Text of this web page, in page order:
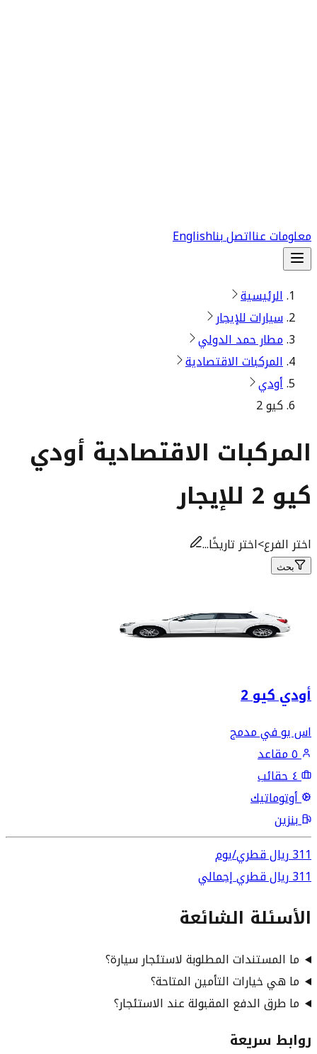
معلومات عنااتصل بناEnglish
الرئيسية
سيارات للإيجار
مطار حمد الدولي
المركبات الاقتصادية
أودي
كيو 2
المركبات الاقتصادية أودي
كيو 2 للإيجار
اختر الفرع>اختر تاريخًا...
بحث
أودي كيو 2
اس يو في مدمج
٥ مقاعد
٤ حقائب
أوتوماتيك
بنزين
311ريال قطري/يوم
311ريال قطريإجمالي
الأسئلة الشائعة
ما المستندات المطلوبة لاستئجار سيارة؟
ما هي خيارات التأمين المتاحة؟
ما طرق الدفع المقبولة عند الاستئجار؟
روابط سريعة